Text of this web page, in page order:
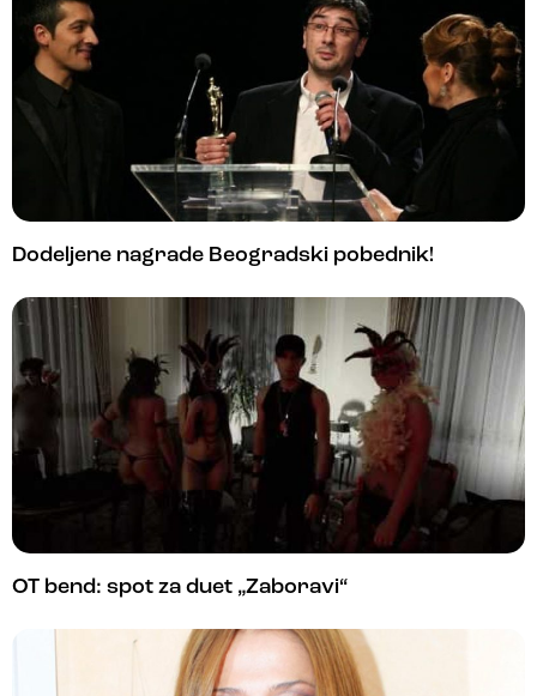
Dodeljene nagrade Beogradski pobednik!
OT bend: spot za duet „Zaboravi“